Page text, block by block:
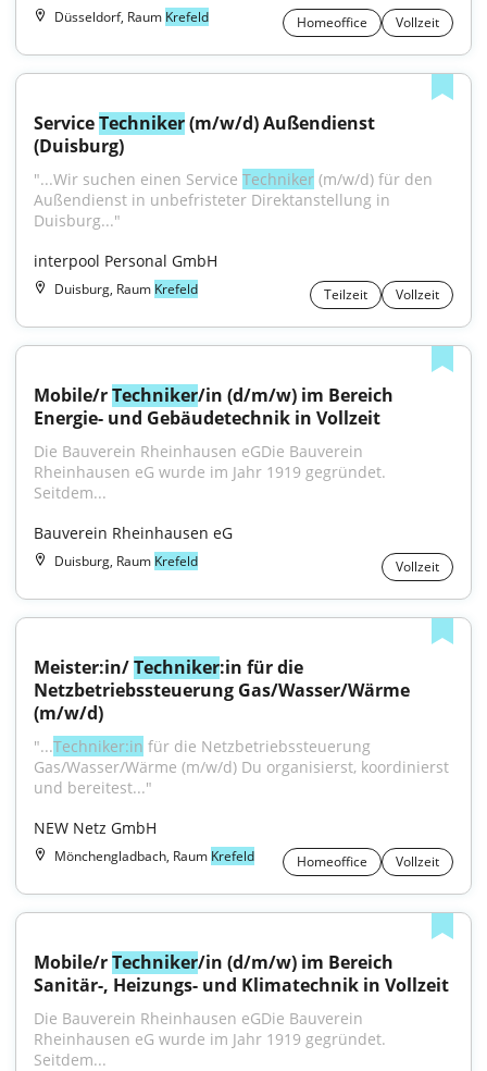
Düsseldorf, Raum Krefeld Homeoffice Vollzeit
Service Techniker (m/w/d) Außendienst
(Duisburg)
"...Wir suchen einen Service Techniker (m/w/d) für den
Außendienst in unbefristeter Direktanstellung in
Duisburg..."
interpool Personal GmbH
Duisburg, Raum Krefeld Teilzeit Vollzeit
Mobile/r Techniker/in (d/m/w) im Bereich
Energie- und Gebäudetechnik in Vollzeit
Die Bauverein Rheinhausen eGDie Bauverein
Rheinhausen eG wurde im Jahr 1919 gegründet.
Seitdem...
Bauverein Rheinhausen eG
Duisburg, Raum Krefeld Vollzeit
Meister:in/ Techniker:in für die
Netzbetriebssteuerung Gas/Wasser/Wärme
(m/w/d)
"...Techniker:in für die Netzbetriebssteuerung
Gas/Wasser/Wärme (m/w/d) Du organisierst, koordinierst
und bereitest..."
NEW Netz GmbH
Mönchengladbach, Raum Krefeld Homeoffice Vollzeit
Mobile/r Techniker/in (d/m/w) im Bereich
Sanitär-, Heizungs- und Klimatechnik in Vollzeit
Die Bauverein Rheinhausen eGDie Bauverein
Rheinhausen eG wurde im Jahr 1919 gegründet.
Seitdem...